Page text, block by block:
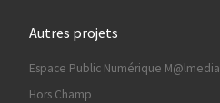
Autres projets
Espace Public Numérique M@lmedia
Hors Champ